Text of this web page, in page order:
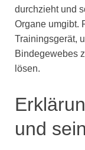
durchzieht und
Organe umgibt.
Trainingsgerät,
Bindegewebes
lösen.
und